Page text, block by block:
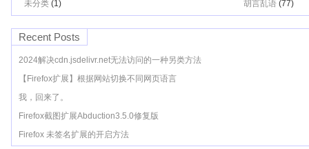
未分类 (1) 胡言乱语(77)
Recent Posts
2024解决cdn.jsdelivr.net无法访问的一种另类方法
【Firefox扩展】根据网站切换不同网页语言
我，回来了。
Firefox截图扩展Abduction3.5.0修复版
Firefox 未签名扩展的开启方法